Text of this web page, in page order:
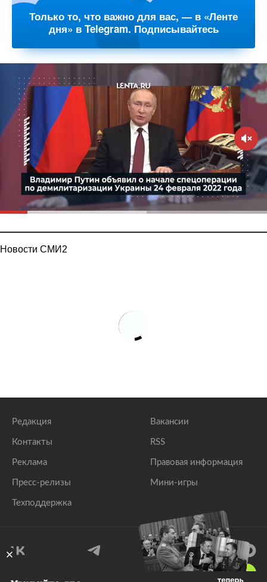
Только то, что важно для вас, — в «Ленте
дня» в Telegram. Подписывайтесь
Новости СМИ2
Редакция
Контакты
Реклама
Пресс-релизы
Техподдержка
Вакансии
RSS
Правовая информация
Мини-игры